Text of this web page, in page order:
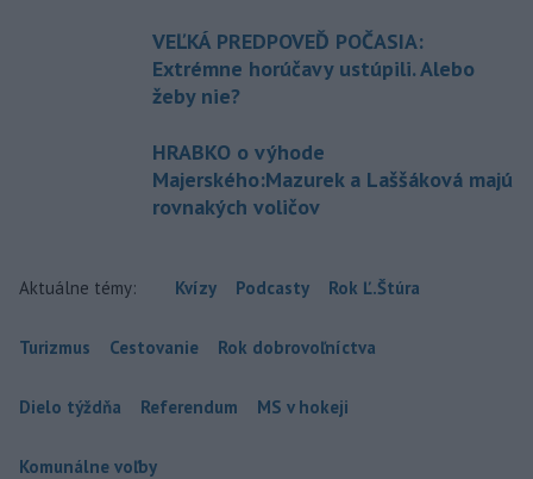
VEĽKÁ PREDPOVEĎ POČASIA:
Extrémne horúčavy ustúpili. Alebo
žeby nie?
HRABKO o výhode
Majerského:Mazurek a Laššáková majú
rovnakých voličov
Aktuálne témy: Kvízy Podcasty Rok Ľ.Štúra
Turizmus Cestovanie Rok dobrovoľníctva
Dielo týždňa Referendum MS v hokeji
Komunálne voľby